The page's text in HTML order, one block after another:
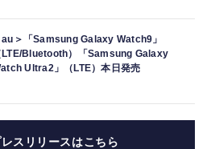
au＞「Samsung Galaxy Watch9」
LTE/Bluetooth）「Samsung Galaxy
Ultra2」（LTE）本日発売
スリリースはこちら